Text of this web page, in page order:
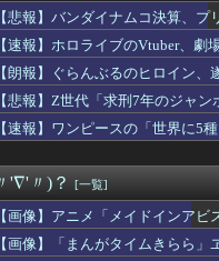
】最近は越境nmmnがアツい🐟
アの仕組みを理解した富山のツ
の謎」 JFAのドン・田嶋幸三に
、熊本に多額の寄付していた
ィズニーの「おいなり巻（600
沖縄】「ロイヤルチケット」発
透けブラおっぱい膨らみのカタ
ビ感あるよな
初の女性総長が誕生か この2人
PTSDと診断された当時、世
晩御飯のおかずがチクワだけみ
紙不足問題で前選管委員長らが
【悲報】バンダイナムコ決算、
【速報】ホロライブのVtuber、
【朗報】ぐらんぶるのヒロイン、
【悲報】Z世代「求刑7年のジャ
【速報】ワンピースの「世界に5
'∇'〃)？ [一覧]
【画像】アニメ「メイドインア
【画像】「まんがタイムきらら